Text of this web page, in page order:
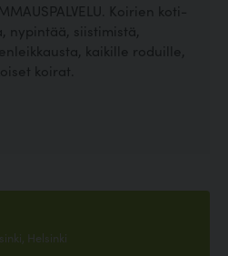
Koirien koti-
nypintää, siistimistä,
kaikille roduille,
koirat.
Helsinki